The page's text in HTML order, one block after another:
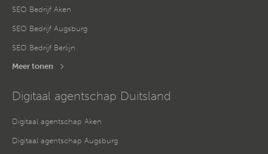
SEO Bedrijf Aken
SEO Bedrijf Augsburg
SEO Bedrijf Berlijn
Meer tonen
Digitaal agentschap Duitsland
Digitaal agentschap Aken
Digitaal agentschap Augsburg